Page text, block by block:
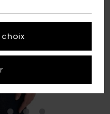
choix